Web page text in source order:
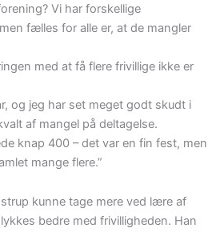
Vi har forskellige
fælles for alle er, at de mangler
med at få flere frivillige ikke er
og jeg har set meget godt skudt i
af mangel på deltagelse.
knap 400 – det var en fin fest, men
mange flere.”
kunne tage mere ved lære af
bedre med frivilligheden. Han